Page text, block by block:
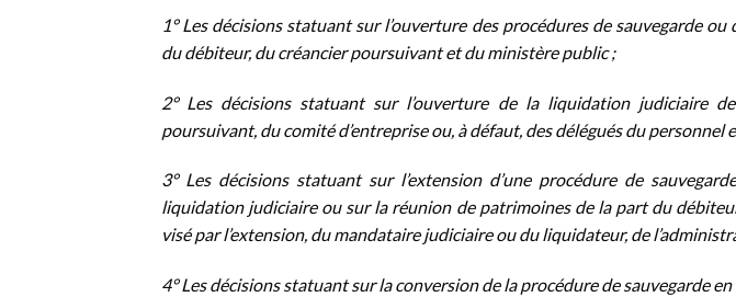
1° Les décisions statuant sur l’ouverture des procédures de sauvegarde
du débiteur, du créancier poursuivant et du ministère public ;
2° Les décisions statuant sur l’ouverture de la liquidation judiciaire
poursuivant, du comité d’entreprise ou, à défaut, des délégués du personnel
3° Les décisions statuant sur l’extension d’une procédure de
liquidation judiciaire ou sur la réunion de patrimoines de la part du
visé par l’extension, du mandataire judiciaire ou du liquidateur, de
4° Les décisions statuant sur la conversion de la procédure de sauvegarde